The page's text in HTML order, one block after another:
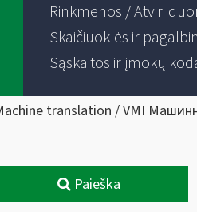
Rinkmenos / Atviri
Skaičiuoklės ir
Sąskaitos ir įmokų
translation / VMI
Paieška